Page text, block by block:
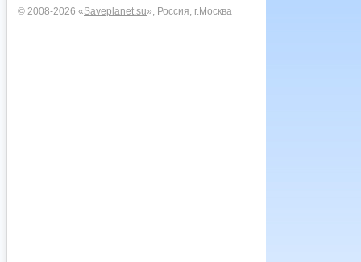
© 2008-2026 «Saveplanet.su», Россия, г.Москва